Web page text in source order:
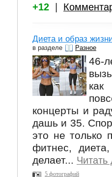
+12
Диета и образ
в разделе Разное
46-
как
концерты и
дашь и 35.
это не только
фитнес,
делает... Читать
5 фотографий